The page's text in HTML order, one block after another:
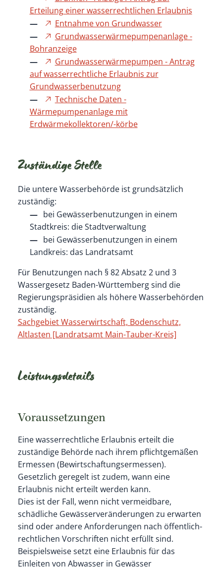
Erteilung einer wasserrechtlichen Erlaubnis
Entnahme von Grundwasser
Grundwasserwärmepumpenanlage -
Bohranzeige
Grundwasserwärmepumpen - Antrag
auf wasserrechtliche Erlaubnis zur
Grundwasserbenutzung
Technische Daten -
Wärmepumpenanlage mit
Erdwärmekollektoren/-körbe
Zuständige Stelle
Die untere Wasserbehörde ist grundsätzlich
zuständig:
bei Gewässerbenutzungen in einem
Stadtkreis: die Stadtverwaltung
bei Gewässerbenutzungen in einem
Landkreis: das Landratsamt
Für Benutzungen nach § 82 Absatz 2 und 3
Wassergesetz Baden-Württemberg sind die
Regierungspräsidien als höhere Wasserbehörden
zuständig.
Sachgebiet Wasserwirtschaft, Bodenschutz,
Altlasten [Landratsamt Main-Tauber-Kreis]
Leistungsdetails
Voraussetzungen
Eine wasserrechtliche Erlaubnis erteilt die
zuständige Behörde nach ihrem pflichtgemäßen
Ermessen (Bewirtschaftungsermessen).
Gesetzlich geregelt ist zudem, wann eine
Erlaubnis nicht erteilt werden kann.
Dies ist der Fall, wenn nicht vermeidbare,
schädliche Gewässerveränderungen zu erwarten
sind oder andere Anforderungen nach öffentlich-
rechtlichen Vorschriften nicht erfüllt sind.
Beispielsweise setzt eine Erlaubnis für das
Einleiten von Abwasser in Gewässer